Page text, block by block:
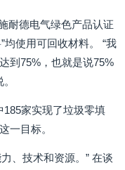
耐德电气绿色产品认证
均使用可回收材料。 “我
到75%，也就是说75%
家实现了垃圾零填
一目标。
、技术和资源。” 在谈